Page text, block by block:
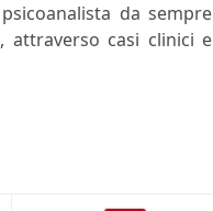
da sempre
attraverso casi clinici e